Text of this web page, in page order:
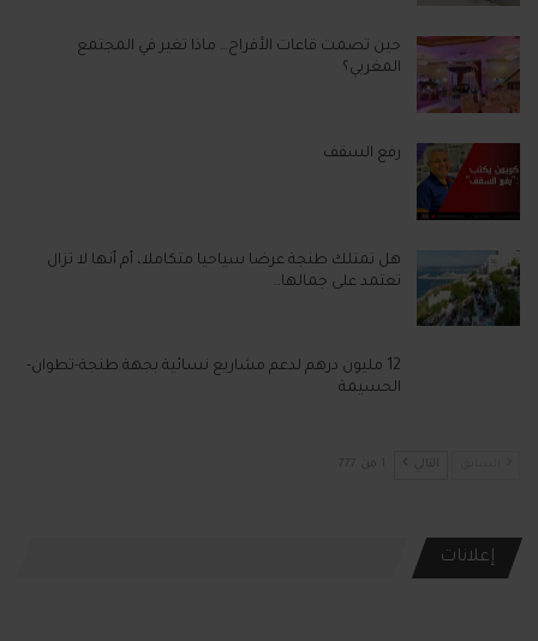
حين تصمت قاعات الأفراح… ماذا تغير في المجتمع
المغربي؟
رفع السقف
هل تمتلك طنجة عرضا سياحيا متكاملا، أم أنها لا تزال
تعتمد على جمالها…
12 مليون درهم لدعم مشاريع نسائية بجهة طنجة-تطوان-
الحسيمة
التالي
إعلانات